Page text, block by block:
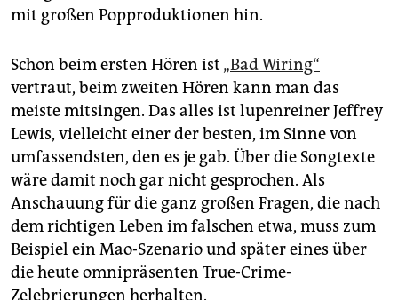
mit großen Popproduktionen hin.
Schon beim ersten Hören ist „Bad Wiring“
vertraut, beim zweiten Hören kann man das
meiste mitsingen. Das alles ist lupenreiner Jeffrey
Lewis, vielleicht einer der besten, im Sinne von
umfassendsten, den es je gab. Über die Songtexte
wäre damit noch gar nicht gesprochen. Als
Anschauung für die ganz großen Fragen, die nach
dem richtigen Leben im falschen etwa, muss zum
Beispiel ein Mao-Szenario und später eines über
die heute omnipräsenten True-Crime-
Zelebrierungen herhalten.